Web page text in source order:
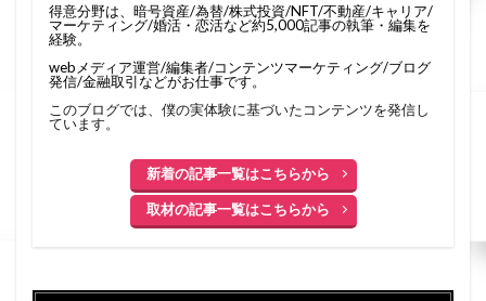
得意分野は、暗号資産/為替/株式投資/NFT/不動産/キャリア/
マーケティング/婚活・恋活など約5,000記事の執筆・編集を
経験。
webメディア運営/編集者/コンテンツマーケティング/ブログ
発信/金融取引などがお仕事です。
このブログでは、僕の実体験に基づいたコンテンツを発信し
ています。
新着の記事一覧はこちらから
取材の記事一覧はこちらから